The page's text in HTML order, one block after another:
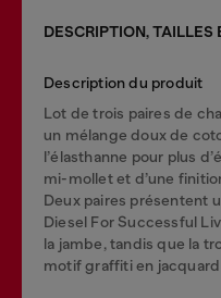
DESCRIPTION, TAILLES
Description du produit
Lot de trois paires de
un mélange doux de
l’élasthanne pour plus
mi-mollet et d’une
Deux paires présentent
Diesel For Successful
la jambe, tandis que la
motif graffiti en jacquard